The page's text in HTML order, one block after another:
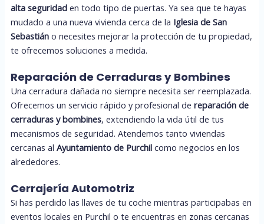
alta seguridaden todo tipo de puertas. Ya sea que te hayas
mudado a una nueva vivienda cerca de la Iglesia de San
Sebastiáno necesites mejorar la protección de tu propiedad,
te ofrecemos soluciones a medida.
Reparación de Cerraduras y Bombines
Una cerradura dañada no siempre necesita ser reemplazada.
Ofrecemos un servicio rápido y profesional de reparación de
cerraduras y bombines, extendiendo la vida útil de tus
mecanismos de seguridad. Atendemos tanto viviendas
cercanas al Ayuntamiento de Purchilcomo negocios en los
alrededores.
Cerrajería Automotriz
Si has perdido las llaves de tu coche mientras participabas en
eventos locales en Purchil o te encuentras en zonas cercanas